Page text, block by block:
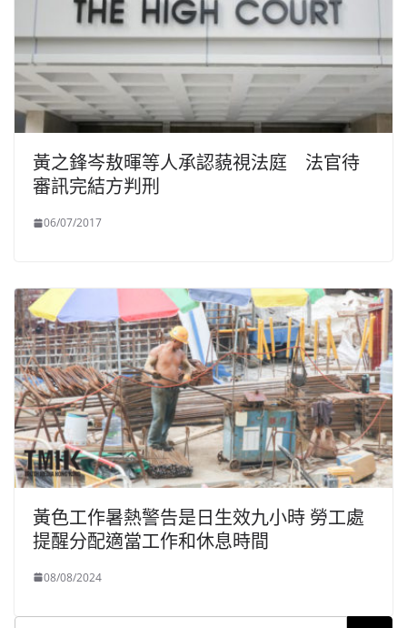
黃之鋒岑敖暉等人承認藐視法庭 法官待
審訊完結方判刑
06/07/2017
黃色工作暑熱警告是日生效九小時 勞工處
提醒分配適當工作和休息時間
08/08/2024